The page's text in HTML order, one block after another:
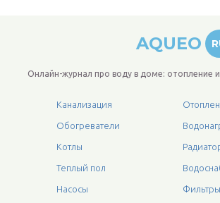
AQUEO
Онлайн-журнал про воду в доме: отопление
Канализация
Обогреватели
Котлы
Теплый пол
Насосы